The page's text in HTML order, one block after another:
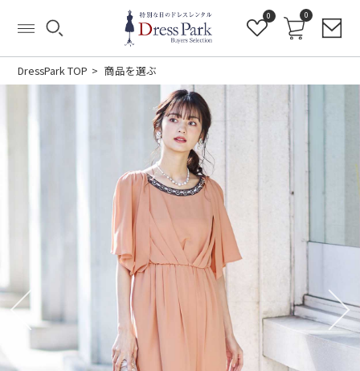
0 0
DressPark TOP 商品を選ぶ